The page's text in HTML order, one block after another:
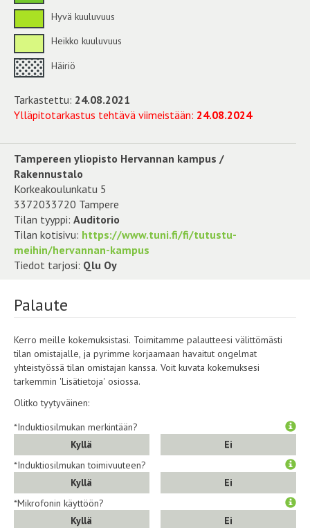
Hyvä kuuluvuus
Heikko kuuluvuus
Häiriö
Tarkastettu: 24.08.2021
Ylläpitotarkastus tehtävä viimeistään: 24.08.2024
Tampereen yliopisto Hervannan kampus /
Rakennustalo
Korkeakoulunkatu 5
3372033720 Tampere
Tilan tyyppi: Auditorio
Tilan kotisivu: https://www.tuni.fi/fi/tutustu-
meihin/hervannan-kampus
Tiedot tarjosi: Qlu Oy
Palaute
Kerro meille kokemuksistasi. Toimitamme palautteesi välittömästi
tilan omistajalle, ja pyrimme korjaamaan havaitut ongelmat
yhteistyössä tilan omistajan kanssa. Voit kuvata kokemuksesi
tarkemmin 'Lisätietoja' osiossa.
Olitko tyytyväinen:
*Induktiosilmukan merkintään?
Kyllä
Ei
*Induktiosilmukan toimivuuteen?
Kyllä
Ei
*Mikrofonin käyttöön?
Kyllä
Ei